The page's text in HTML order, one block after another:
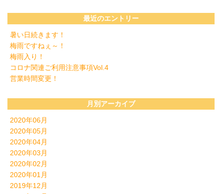
最近のエントリー
暑い日続きます！
梅雨ですねぇ～！
梅雨入り！
コロナ関連ご利用注意事項Vol.4
営業時間変更！
月別アーカイブ
2020年06月
2020年05月
2020年04月
2020年03月
2020年02月
2020年01月
2019年12月